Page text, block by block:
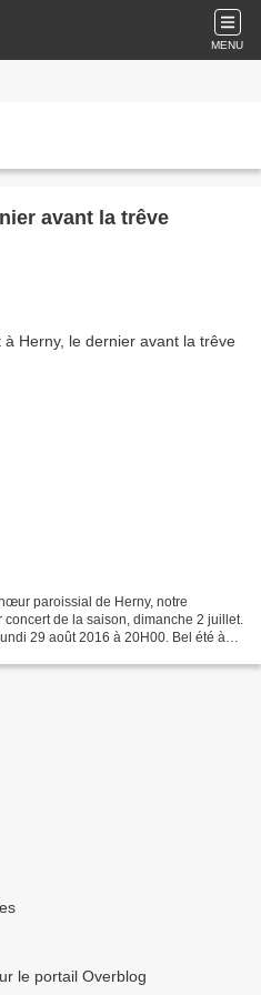
MENU
avant la trêve
paroissial de Herny, notre
de la saison, dimanche 2 juillet.
29 août 2016 à 20H00. Bel été à
le portail Overblog